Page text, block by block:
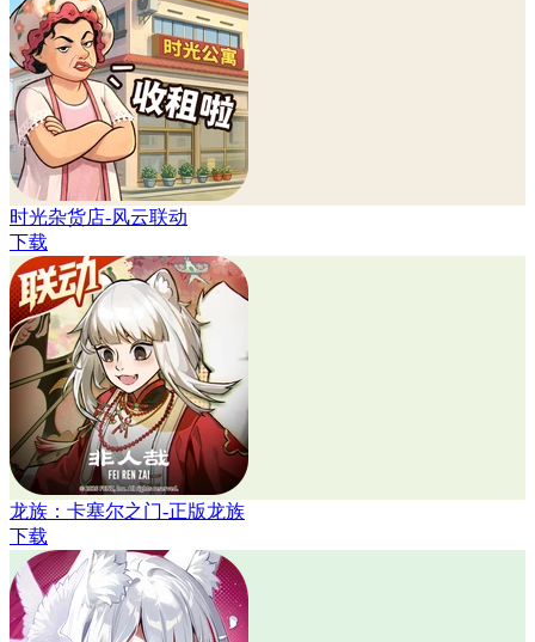
时光杂货店-风云联动
下载
龙族：卡塞尔之门-正版龙族
下载